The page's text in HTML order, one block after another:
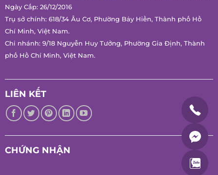
Ngày Cấp: 26/12/2016
Trụ sở chính: 618/34 Âu Cơ, Phường Bảy Hiền, Thành phố Hồ
Chí Minh, Việt Nam.
Chi nhánh: 9/18 Nguyễn Huy Tưởng, Phường Gia Định, Thành
phố Hồ Chí Minh, Việt Nam.
LIÊN KẾT
CHỨNG NHẬN